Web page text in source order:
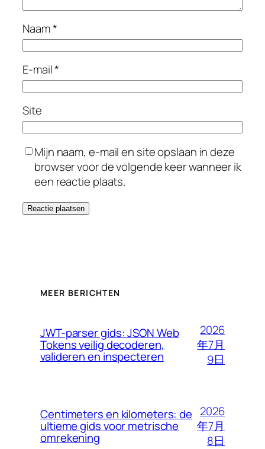
Naam*
E-mail*
Site
Mijn naam, e-mail en site opslaan in deze
browser voor de volgende keer wanneer ik
een reactie plaats.
MEER BERICHTEN
JWT-parser gids: JSON Web
Tokens veilig decoderen,
valideren en inspecteren
2026
年7月
9日
Centimeters en kilometers: de
ultieme gids voor metrische
omrekening
2026
年7月
8日